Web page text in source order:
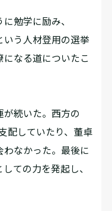
勉学に励み、
いう人材登用の選挙
なる道についたこ
続いた。西方の
配していたり、董卓
なかった。最後に
ての力を発起し、